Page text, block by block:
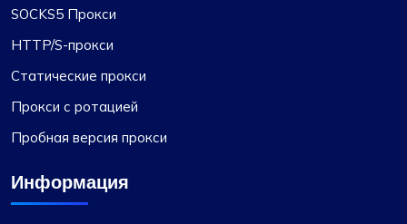
SOCKS5 Прокси
HTTP/S-прокси
Статические прокси
Прокси с ротацией
Пробная версия прокси
Информация